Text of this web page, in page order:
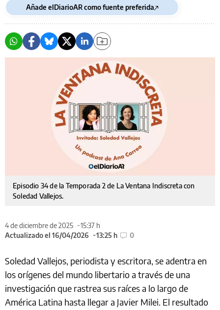
Añade elDiarioAR como fuente preferida
Episodio 34 de la Temporada 2 de La Ventana Indiscreta con
Soledad Vallejos.
4 de diciembre de 2025
15:37 h
Actualizado el 16/04/2026
13:25 h 0
Soledad Vallejos, periodista y escritora, se adentra en
los orígenes del mundo libertario a través de una
investigación que rastrea sus raíces a lo largo de
América Latina hasta llegar a Javier Milei. El resultado